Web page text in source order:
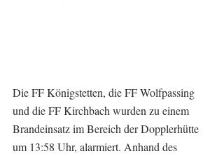
Die FF Königstetten, die FF Wolfpassing
und die FF Kirchbach wurden zu einem
Brandeinsatz im Bereich der Dopplerhütte
um 13:58 Uhr, alarmiert. Anhand des